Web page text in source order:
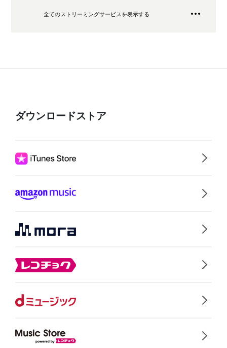
全てのストリーミングサービスを表示する
ダウンロードストア